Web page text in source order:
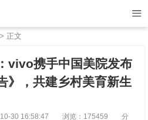
> 正文
vivo携手中国美院发布
》，共建乡村美育新生
30 16:58:47 浏览：175459
分